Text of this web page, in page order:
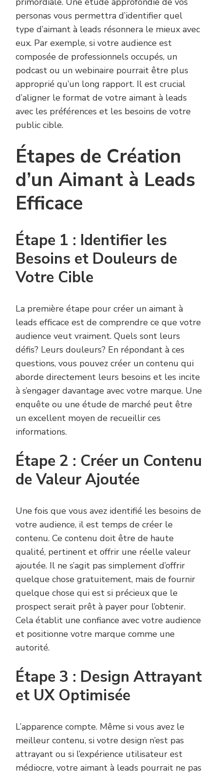
personas vous permettra d’identifier quel
type d’aimant à leads résonnera le mieux avec
eux. Par exemple, si votre audience est
composée de professionnels occupés, un
podcast ou un webinaire pourrait être plus
approprié qu’un long rapport. Il est crucial
d’aligner le format de votre aimant à leads
avec les préférences et les besoins de votre
public cible.
Étapes de Création
d’un Aimant à Leads
Efficace
Étape 1 : Identifier les
Besoins et Douleurs de
Votre Cible
La première étape pour créer un aimant à
leads efficace est de comprendre ce que votre
audience veut vraiment. Quels sont leurs
défis? Leurs douleurs? En répondant à ces
questions, vous pouvez créer un contenu qui
aborde directement leurs besoins et les incite
à s’engager davantage avec votre marque. Une
enquête ou une étude de marché peut être
un excellent moyen de recueillir ces
informations.
Étape 2 : Créer un Contenu
de Valeur Ajoutée
Une fois que vous avez identifié les besoins de
votre audience, il est temps de créer le
contenu. Ce contenu doit être de haute
qualité, pertinent et offrir une réelle valeur
ajoutée. Il ne s’agit pas simplement d’offrir
quelque chose gratuitement, mais de fournir
quelque chose qui est si précieux que le
prospect serait prêt à payer pour l’obtenir.
Cela établit une confiance avec votre audience
et positionne votre marque comme une
autorité.
Étape 3 : Design Attrayant
et UX Optimisée
L’apparence compte. Même si vous avez le
meilleur contenu, si votre design n’est pas
attrayant ou si l’expérience utilisateur est
médiocre, votre aimant à leads pourrait ne pas